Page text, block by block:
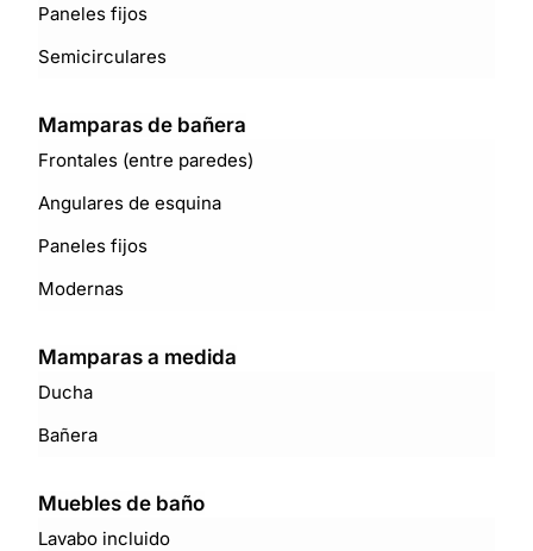
Paneles fijos
Semicirculares
Mamparas de bañera
Frontales (entre paredes)
Angulares de esquina
Paneles fijos
Modernas
Mamparas a medida
Ducha
Bañera
Muebles de baño
Lavabo incluido